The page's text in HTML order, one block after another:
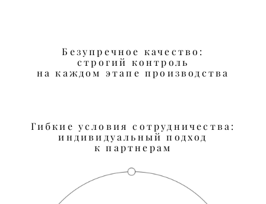
Безупречное качество:
строгий контроль
на каждом этапе производства
Гибкие условия сотрудничества:
индивидуальный подход
к партнерам